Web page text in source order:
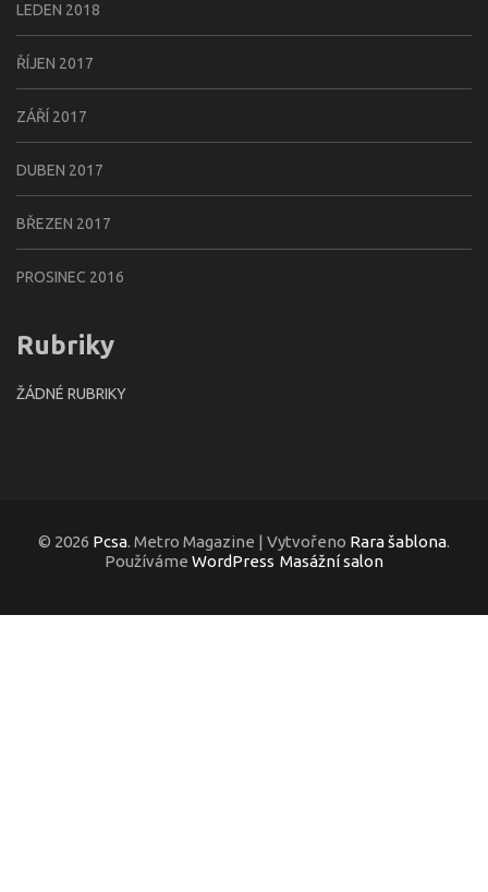
LEDEN 2018
ŘÍJEN 2017
ZÁŘÍ 2017
DUBEN 2017
BŘEZEN 2017
PROSINEC 2016
Rubriky
ŽÁDNÉ RUBRIKY
© 2026 Pcsa. Metro Magazine | Vytvořeno Rara šablona.
Používáme WordPress Masážní salon